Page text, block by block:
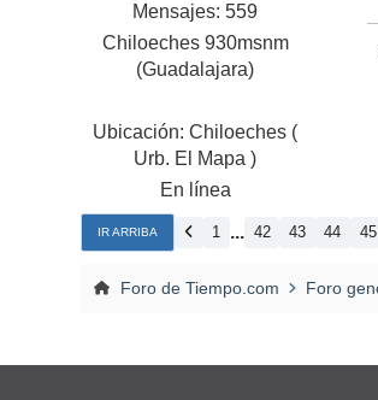
Mensajes: 559
Chiloeches 930msnm
(Guadalajara)
Ubicación: Chiloeches (
Urb. El Mapa )
En línea
IR ARRIBA 1 ... 42 43 44 45
Foro de Tiempo.com Foro